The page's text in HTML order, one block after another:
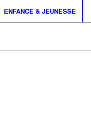
ENFANCE & JEUNESSE